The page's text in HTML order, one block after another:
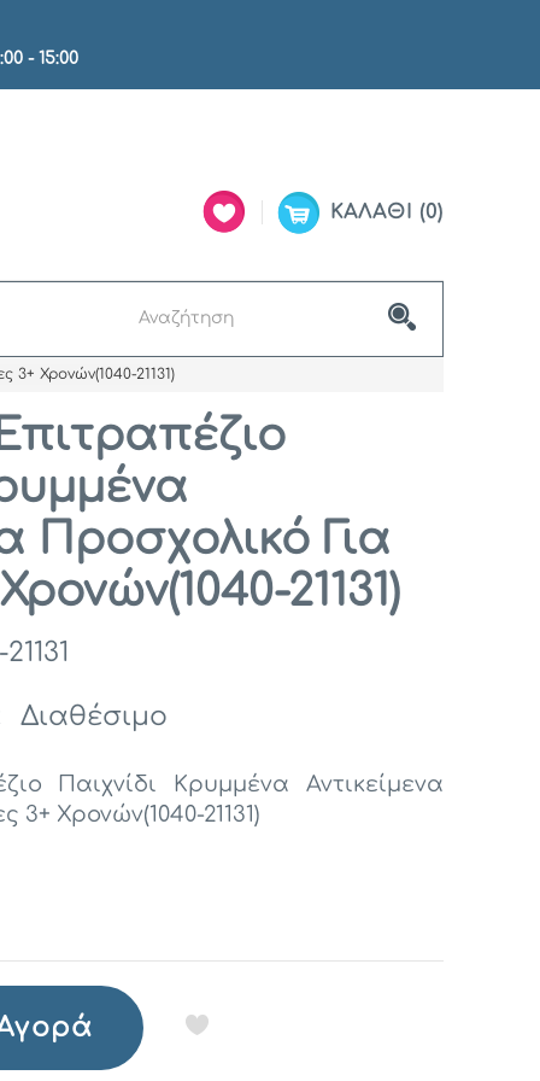
- 15:00
ΚΑΛΆΘΙ 0
3+ Χρονών(1040-21131)
Προσχολικό Για
21131)
Διαθέσιμο
Παιχνίδι Κρυμμένα Αντικείμενα
3+ Χρονών(1040-21131)